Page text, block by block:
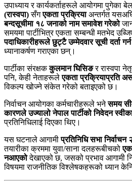
उपाध्याय र कार्यकर्ताहरूले आयोगमा पुगेका
(रास्वपा)सँगएकता प्रक्रियाअन्तर्गत
बन्दसूचीमा १८ जनाको नाम समावेश गरेको
समयमा पार्टीभित्र एकता सम्बन्धी मतभेद
पदाधिकारीहरूले छुट्टै उम्मेदवार सूची दर्ता
ध्यानाकर्षण गराएका छन्।
पार्टीका संरक्षककुलमान घिसिङर रास्वपा
पनि, केही नेताहरूलेएकता प्रक्रियाप्रति
विकल्प खोज्ने संकेत गरेको बताइएको छ।
निर्वाचन आयोगका कर्मचारीहरूले भनेसमय
कारणले उज्यालो नेपाल पार्टीको निवेदन
प्रतिनिधिलाई दिएका थिए।
यस घटनाले आगामीप्रतिनिधि सभा निर्वाचन
तयारीका क्रममा युवा/साना दलहरूबीचको
नआएकोदेखाएको छ, जसको प्रभाव आगामी
विषयमा राजनीतिक विश्लेषकहरूको ध्यान